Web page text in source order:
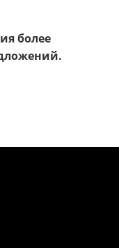
более